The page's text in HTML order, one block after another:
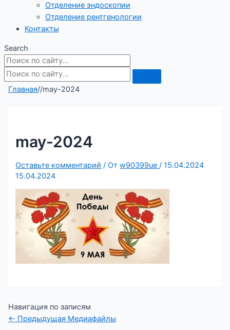
Отделение эндоскопии
Отделение рентгенологии
Контакты
Search
Главная//may-2024
may-2024
Оставьте комментарий / От w90399ue /15.04.2024
15.04.2024
Навигация по записям
← Предыдущая Медиафайлы